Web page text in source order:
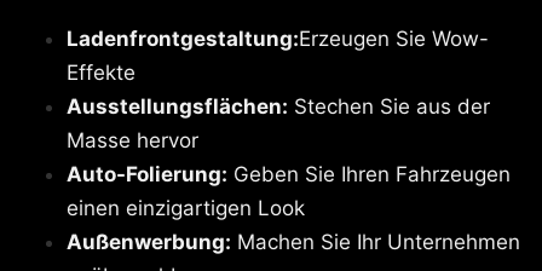
Ladenfrontgestaltung:Erzeugen Sie Wow-
Effekte
Ausstellungsflächen: Stechen Sie aus der
Masse hervor
Auto-Folierung: Geben Sie Ihren Fahrzeugen
einen einzigartigen Look
Außenwerbung: Machen Sie Ihr Unternehmen